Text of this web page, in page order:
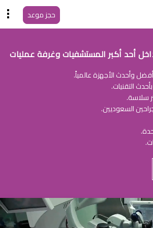
حجز موعد
أحد أكبر المستشفيات وغرفة عمليات
وأحدث الأجهزة عالمياً.
التقنيات.
سلاسة.
السعوديين.